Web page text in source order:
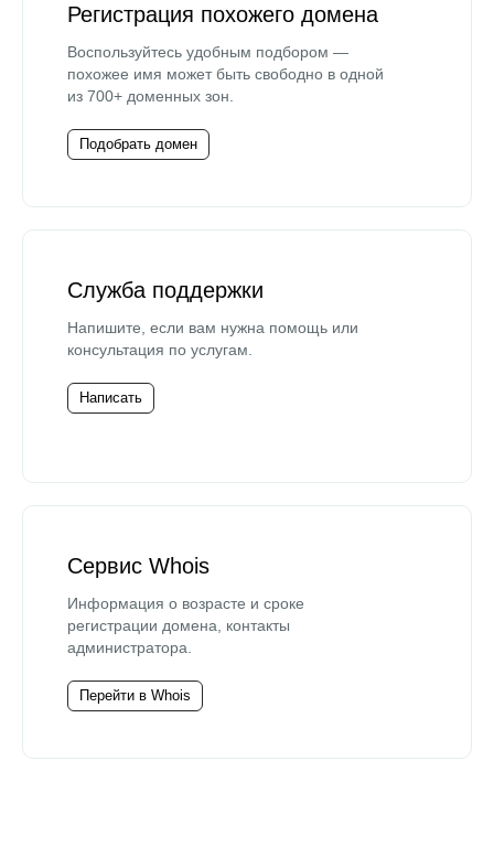
Регистрация похожего домена
Воспользуйтесь удобным подбором —
похожее имя может быть свободно в одной
из 700+ доменных зон.
Подобрать домен
Служба поддержки
Напишите, если вам нужна помощь или
консультация по услугам.
Написать
Сервис Whois
Информация о возрасте и сроке
регистрации домена, контакты
администратора.
Перейти в Whois